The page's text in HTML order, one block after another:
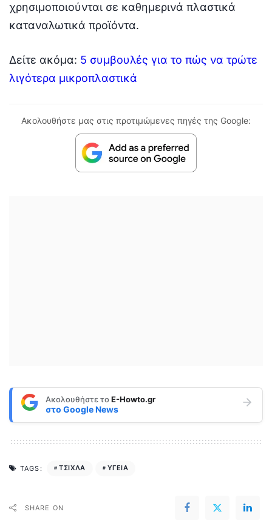
χρησιμοποιούνται σε καθημερινά πλαστικά
καταναλωτικά προϊόντα.
Δείτε ακόμα: 5 συμβουλές για το πώς να τρώτε
λιγότερα μικροπλαστικά
Ακολουθήστε μας στις προτιμώμενες πηγές της Google:
Ακολουθήστε τοE-Howto.gr
στο Google News
TAGS: ΤΣΙΧΛΑ ΥΓΕΙΑ
SHARE ON